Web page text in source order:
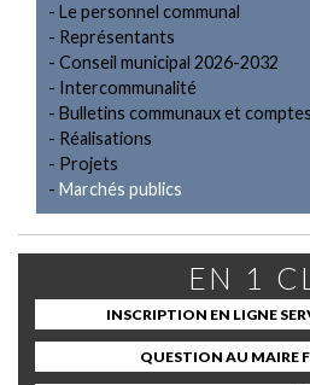
Le personnel communal
Représentants
Conseil municipal 2026-2032
Intercommunalité
Bulletins communaux et
Réalisations
Projets
Marchés publics
EN 1
INSCRIPTION EN LIGNE
QUESTION AU MAIRE